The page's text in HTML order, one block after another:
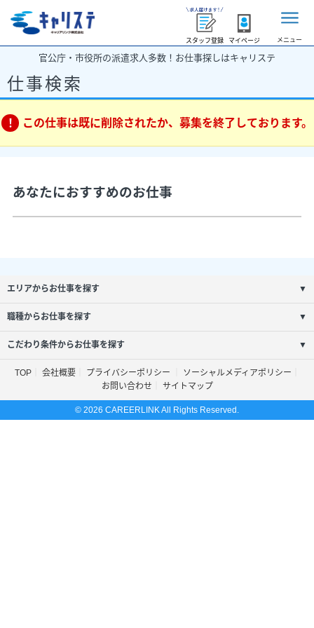
スタッフ登録 マイページ メニュー
官公庁・市役所の派遣求人多数！お仕事探しはキャリステ
仕事検索
この仕事は既に削除されたか、募集を終了しております。
あなたにおすすめのお仕事
エリアからお仕事を探す ▼
職種からお仕事を探す ▼
こだわり条件からお仕事を探す ▼
TOP 会社概要 プライバシーポリシー
ソーシャルメディアポリシー
お問い合わせ
サイトマップ
© 2026 CAREERLINK All Rights Reserved.